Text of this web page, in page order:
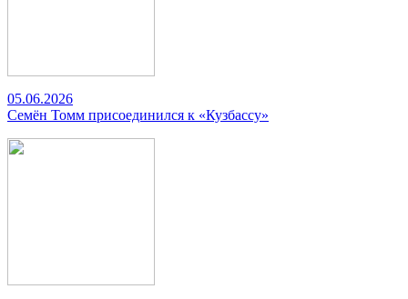
05.06.2026
Семён Томм присоединился к «Кузбассу»